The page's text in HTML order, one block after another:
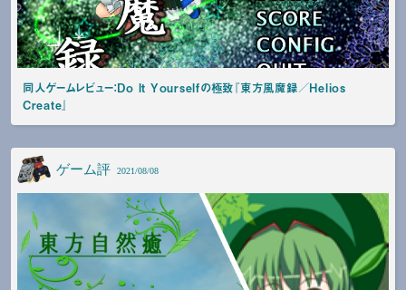
同人ゲームレビュー：Do It Yourselfの極致『東方風魔録／Helios
Create』
ゲーム評 2021/08/08